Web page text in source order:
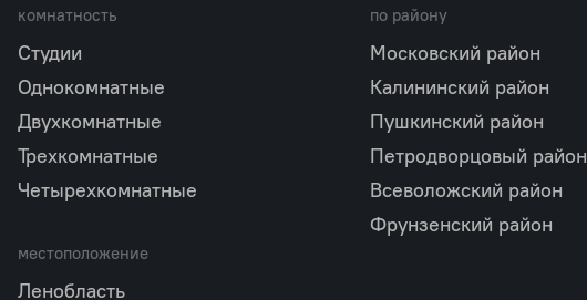
комнатность
Студии
Однокомнатные
Двухкомнатные
Трехкомнатные
Четырехкомнатные
местоположение
Ленобласть
по району
Московский район
Калининский район
Пушкинский район
Петродворцовый район
Всеволожский район
Фрунзенский район